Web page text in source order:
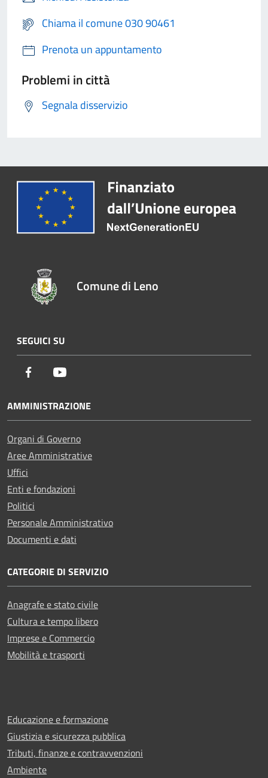
Chiama il comune 030 90461
Prenota un appuntamento
Problemi in città
Segnala disservizio
Comune di Leno
SEGUICI SU
Facebook
AMMINISTRAZIONE
Organi di Governo
Aree Amministrative
Uffici
Enti e fondazioni
Politici
Personale Amministrativo
Documenti e dati
CATEGORIE DI SERVIZIO
Anagrafe e stato civile
Cultura e tempo libero
Imprese e Commercio
Mobilità e trasporti
Educazione e formazione
Giustizia e sicurezza pubblica
Tributi, finanze e contravvenzioni
Ambiente